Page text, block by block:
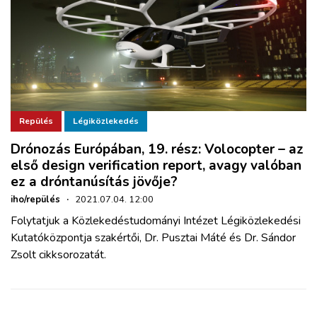
Repülés Légiközlekedés
Drónozás Európában, 19. rész: Volocopter – az
első design verification report, avagy valóban
ez a dróntanúsítás jövője?
iho/repülés · 2021.07.04. 12:00
Folytatjuk a Közlekedéstudományi Intézet Légiközlekedési
Kutatóközpontja szakértői, Dr. Pusztai Máté és Dr. Sándor
Zsolt cikksorozatát.